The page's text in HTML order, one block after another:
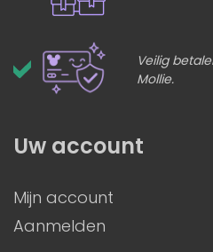
Veilig
Mollie.
Uw account
Mijn account
Aanmelden